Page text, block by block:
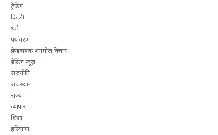
ट्रेंडिंग
दिल्ली
धर्म
पर्यावरण
प्रेरणादायक अनमोल विचार
ब्रेकिंग न्यूज़
राजनीति
राजस्थान
राज्य
व्यापार
शिक्षा
हरियाणा